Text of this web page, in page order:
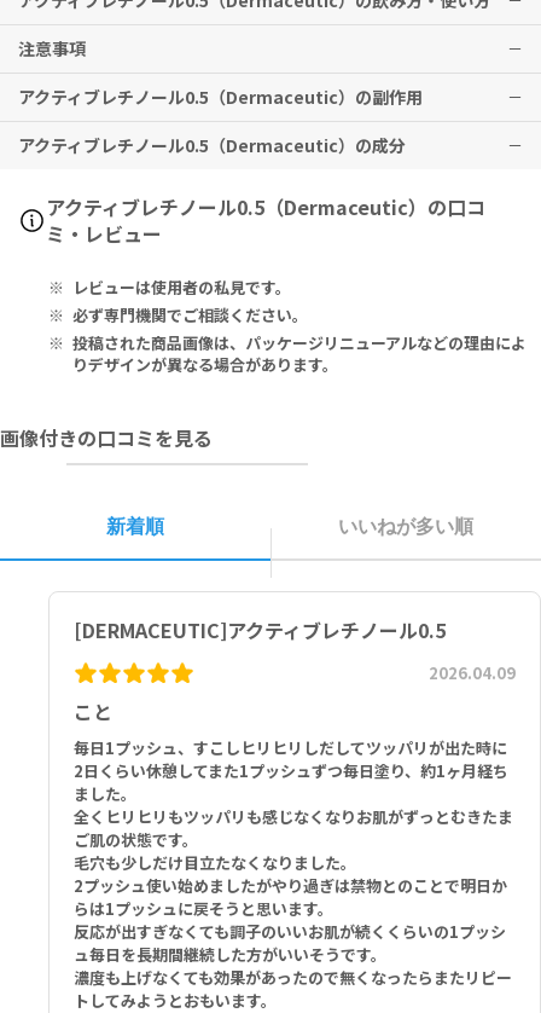
※有用性には個人差がありますことを予めご了承ください。
※メーカー推奨使用期間として3ヶ月以上の継続使用を推奨しており
ます。
夜のお手入れ時、ダーマシューティッククリームを使用する前に、顔
と首に塗布してください。
注意事項
本品を集中的に使用すると、肌に炎症が生じる場合がございます。
肌に何らかの不快感が生じた際は、使用頻度を抑えてください。
肌荒れや傷の部分には塗布しないでください。
本品使用後は直射日光を避け、外出時はSPF値の高い日焼け止めをお
使いください。
アクティブレチノール0.5（Dermaceutic）の副作用
特に副作用は報告されておりませんが、異常を感じた際はただちに使
アクティブレチノール0.5（Dermaceutic）の成分
Water (Aqua), Diglycerin, Trideceth-9, Ethylhexyl Methoxycr
ylene, PEG-40 Hydrogenated Castor Oil, Panthenol, Polyacr
ylate Crosspolymer-6, Retinol, Ascorbyl Tetraisopalmitate,
ingolipids, Phospholipids, Lecithin, Polysorbate 20, Ethylhe
xylglycerin, Glyceryl Stearate, Glyceryl Oleate, Sodium Citra
te, Citric Acid, BHT, BHA, Phenoxyethanol, Disodium EDTA, P
entylene Glycol, P-Anisic Acid, Sodium Hydroxide.
ン、ＰＥＧ－４０水添ヒマシ油、パンテノール、ポリアクリレートク
ロスポリマー－６、レチノール、テトラヘキシルデカン酸アスコルビ
ト２０、エチルヘキシルグリセリン、ステアリン酸グリセリル、オレ
イン酸グリセリル、クエン酸Ｎａ、クエン酸、ＢＨＴ、ＢＨＡ、フェ
ノキシエタノール、ＥＤＴＡ－２Ｎａ、ペンチレングリコール、ｐ－
アニス酸、水酸化Ｎａ
アクティブレチノール0.5（Dermaceutic）の口コ
ミ・レビュー
レビューは使用者の私見です。
必ず専門機関でご相談ください。
投稿された商品画像は、パッケージリニューアルなどの理由によ
りデザインが異なる場合があります。
画像付きの口コミを見る
新着順 いいねが多い順
[DERMACEUTIC]アクティブレチノール0.5
こと
2026.04.09
毎日1プッシュ、すこしヒリヒリしだしてツッパリが出た時に
2日くらい休憩してまた1プッシュずつ毎日塗り、約1ヶ月経ち
ました。
全くヒリヒリもツッパリも感じなくなりお肌がずっとむきたま
ご肌の状態です。
毛穴も少しだけ目立たなくなりました。
2プッシュ使い始めましたがやり過ぎは禁物とのことで明日か
らは1プッシュに戻そうと思います。
反応が出すぎなくても調子のいいお肌が続くくらいの1プッシ
ュ毎日を長期間継続した方がいいそうです。
濃度も上げなくても効果があったので無くなったらまたリピー
トしてみようとおもいます。